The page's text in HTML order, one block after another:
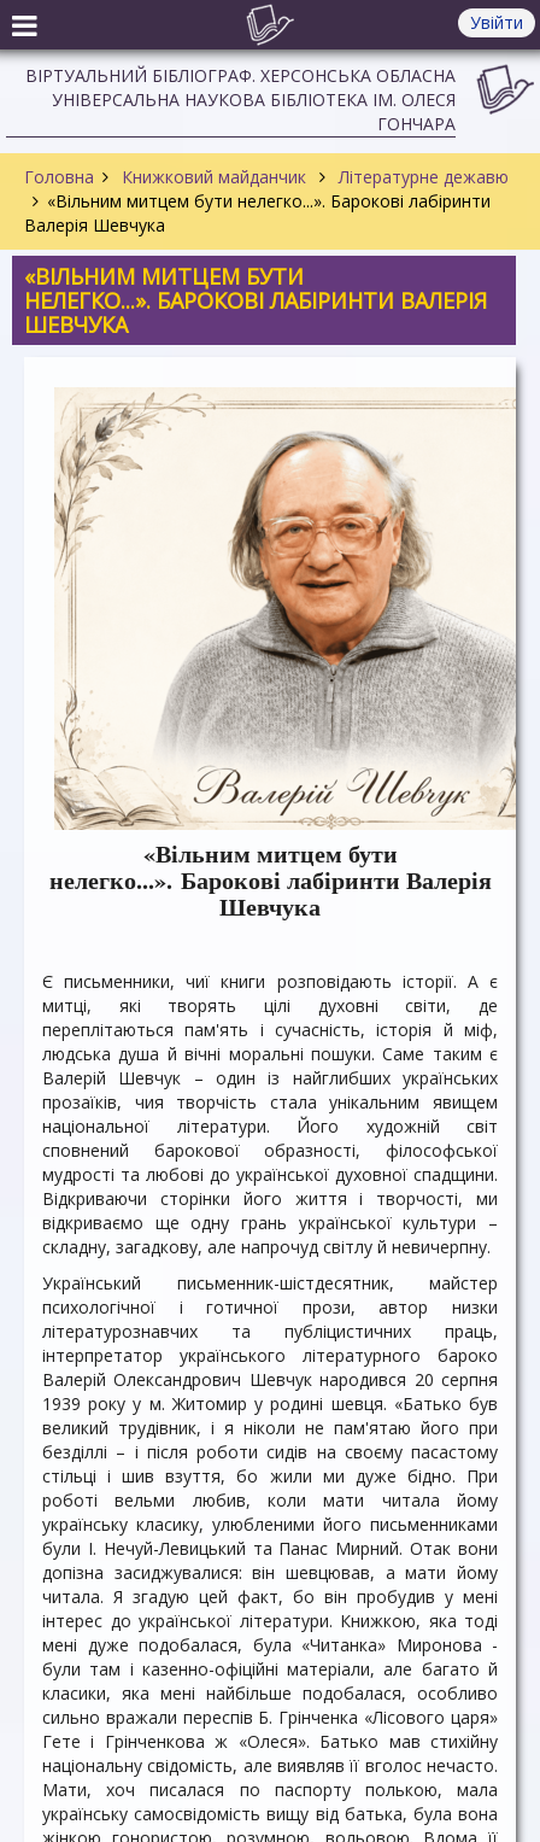
Увійти
ВІРТУАЛЬНИЙ БІБЛІОГРАФ. ХЕРСОНСЬКА ОБЛАСНА
УНІВЕРСАЛЬНА НАУКОВА БІБЛІОТЕКА ІМ. ОЛЕСЯ
ГОНЧАРА
Головна Книжковий майданчик
Літературне дежавю
«Вільним митцем бути нелегко...». Барокові лабіринти
Валерія Шевчука
«ВІЛЬНИМ МИТЦЕМ БУТИ
НЕЛЕГКО...». БАРОКОВІ ЛАБІРИНТИ ВАЛЕРІЯ
ШЕВЧУКА
«Вільним митцем бути
нелегко...». Барокові лабіринти Валерія
Шевчука
Є письменники, чиї книги розповідають історії. А є
митці, які творять цілі духовні світи, де
переплітаються пам'ять і сучасність, історія й міф,
людська душа й вічні моральні пошуки. Саме таким є
Валерій Шевчук – один із найглибших українських
прозаїків, чия творчість стала унікальним явищем
національної літератури. Його художній світ
сповнений барокової образності, філософської
мудрості та любові до української духовної спадщини.
Відкриваючи сторінки його життя і творчості, ми
відкриваємо ще одну грань української культури –
складну, загадкову, але напрочуд світлу й невичерпну.
Український письменник-шістдесятник, майстер
психологічної і готичної прози, автор низки
літературознавчих та публіцистичних праць,
інтерпретатор українського літературного бароко
Валерій Олександрович Шевчук народився 20 серпня
1939 року у м. Житомир у родині шевця. «Батько був
великий трудівник, і я ніколи не пам'ятаю його при
безділлі – і після роботи сидів на своєму пасастому
стільці і шив взуття, бо жили ми дуже бідно. При
роботі вельми любив, коли мати читала йому
українську класику, улюбленими його письменниками
були І. Нечуй-Левицький та Панас Мирний. Отак вони
допізна засиджувалися: він шевцював, а мати йому
читала. Я згадую цей факт, бо він пробудив у мені
інтерес до української літератури. Книжкою, яка тоді
мені дуже подобалася, була «Читанка» Миронова -
були там і казенно-офіційні матеріали, але багато й
класики, яка мені найбільше подобалася, особливо
сильно вражали переспів Б. Грінченка «Лісового царя»
Гете і Грінченкова ж «Олеся». Батько мав стихійну
національну свідомість, але виявляв її вголос нечасто.
Мати, хоч писалася по паспорту полькою, мала
українську самосвідомість вищу від батька, була вона